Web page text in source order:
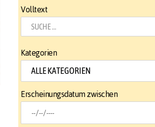
Volltext
Kategorien
Erscheinungsdatum zwischen